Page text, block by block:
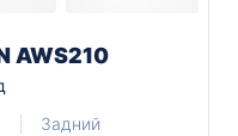
AWS210
Задний